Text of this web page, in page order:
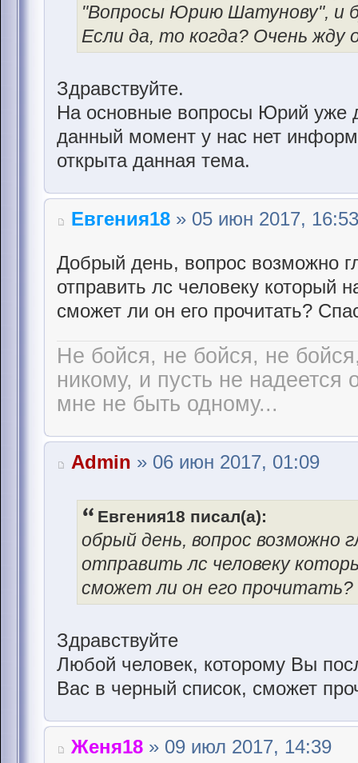
"Вопросы Юрию Шатунову", и
Если да, то когда? Очень жду
Здравствуйте.
На основные вопросы Юрий уже
данный момент у нас нет
открыта данная тема.
Евгения18 » 05 июн 2017, 16:53
Добрый день, вопрос возможно
отправить лс человеку который
сможет ли он его прочитать?
Не бойся, не бойся, не
никому, и пусть не надеется
мне не быть одному...
Admin » 06 июн 2017, 01:09
Евгения18 писал(а):
обрый день, вопрос возможно
отправить лс человеку
сможет ли он его прочитать?
Здравствуйте
Любой человек, которому Вы
Вас в черный список, сможет
Женя18 » 09 июл 2017, 14:39